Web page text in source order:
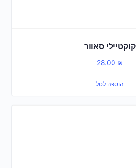
קוקטיילי סאוור
28.00 ₪
הוספה לסל